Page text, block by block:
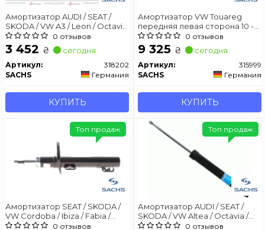
Амортизатор AUDI / SEAT /
SKODA / VW A3 / Leon / Octavia
/ Golf задняя сторона 12 -
0 отзывов
3 452 ₴ сегодня
Артикул:
318202
SACHS
Германия
КУПИТЬ
Амортизатор VW Touareg
передняя левая сторона 10 -
(Gas)
0 отзывов
9 325 ₴ сегодня
Артикул:
315999
SACHS
Германия
КУПИТЬ
Амортизатор SEAT / SKODA /
VW Cordoba / Ibiza / Fabia /
Polo передняя сторона 02-09
0 отзывов
Топ продаж
Амортизатор AUDI / SEAT /
SKODA / VW Altea / Octavia /
Yeti / Golf / Scirocco задняя
0 отзывов
Топ продаж